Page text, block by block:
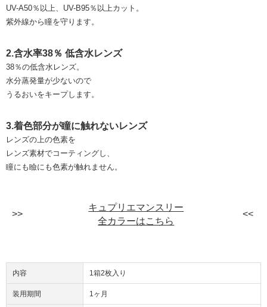
UV-A50％以上、UV-B95％以上カット。
紫外線から瞳を守ります。
2.含水率38％ 低含水レンズ
38％の低含水レンズ。
水分蒸発量が少ないので
うるおいをキープします。
3.着色部分が瞳に触れないレンズ
レンズの上の色素を
レンズ素材でコーティングし、
瞳にも瞼にも色素が触れません。
キュプリエマンスリー
全カラーはこちら
内容 1箱2枚入り
装用期間 1ヶ月